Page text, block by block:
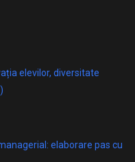
elevilor, diversitate
elaborare pas cu